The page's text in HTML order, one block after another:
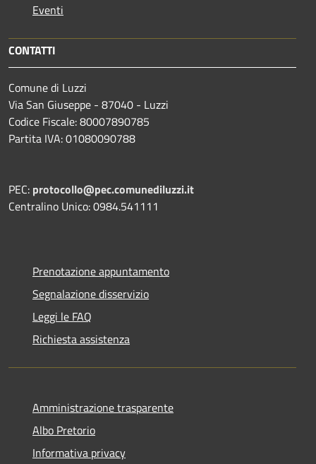
Eventi
CONTATTI
Comune di Luzzi
Via San Giuseppe - 87040 - Luzzi
Codice Fiscale: 80007890785
Partita IVA: 01080090788
PEC: protocollo@pec.comunediluzzi.it
Centralino Unico: 0984.541111
Prenotazione appuntamento
Segnalazione disservizio
Leggi le FAQ
Richiesta assistenza
Amministrazione trasparente
Albo Pretorio
Informativa privacy